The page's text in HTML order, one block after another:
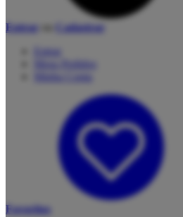
Entrar
Cadastrar
Entrar
Pedidos
Favoritos